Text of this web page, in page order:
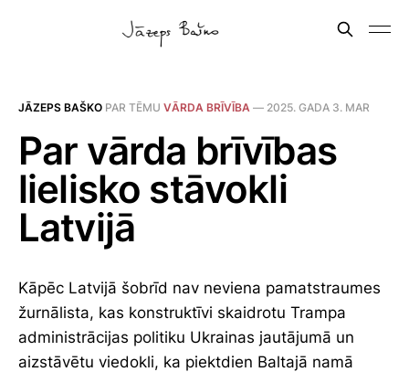
JĀZEPS BAŠKO PAR TĒMU VĀRDA BRĪVĪBA — 2025. GADA 3. MAR
Par vārda brīvības
lielisko stāvokli
Latvijā
Kāpēc Latvijā šobrīd nav neviena pamatstraumes
žurnālista, kas konstruktīvi skaidrotu Trampa
administrācijas politiku Ukrainas jautājumā un
aizstāvētu viedokli, ka piektdien Baltajā namā